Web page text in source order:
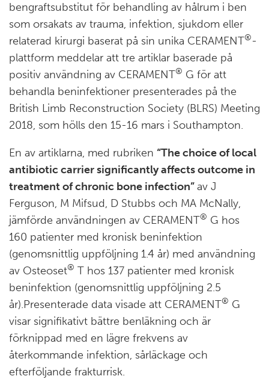
bengraftsubstitut för behandling av hålrum i ben
som orsakats av trauma, infektion, sjukdom eller
relaterad kirurgi baserat på sin unika CERAMENT®-
plattform meddelar att tre artiklar baserade på
positiv användning av CERAMENT® G för att
behandla beninfektioner presenterades på the
British Limb Reconstruction Society (BLRS) Meeting
2018, som hölls den 15-16 mars i Southampton.
En av artiklarna, med rubriken “The choice of local
antibiotic carrier significantly affects outcome in
treatment of chronic bone infection”av J
Ferguson, M Mifsud, D Stubbs och MA McNally,
jämförde användningen av CERAMENT® G hos
160 patienter med kronisk beninfektion
(genomsnittlig uppföljning 1.4 år) med användning
av Osteoset® T hos 137 patienter med kronisk
beninfektion (genomsnittlig uppföljning 2.5
år).Presenterade data visade att CERAMENT® G
visar signifikativt bättre benläkning och är
förknippad med en lägre frekvens av
återkommande infektion, sårläckage och
efterföljande frakturrisk.